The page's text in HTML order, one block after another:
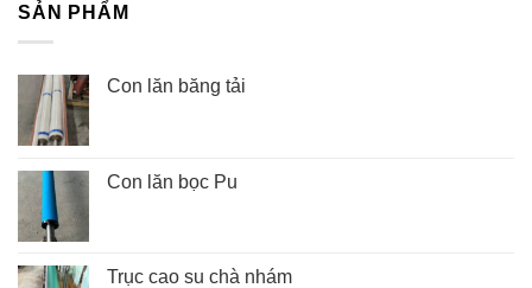
SẢN PHẨM
Con lăn băng tải
Con lăn bọc Pu
Trục cao su chà nhám